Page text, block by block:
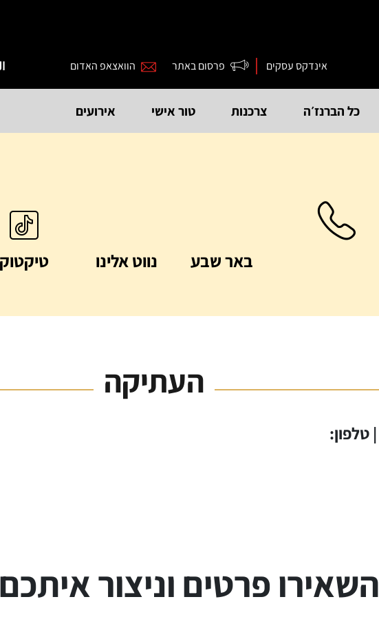
אינדקס עסקים פרסום באתר הוואצאפ האדום
כל הברנז׳ה צרכנות טור אישי אירועים
באר שבע נווט אלינו
העתיקה
השאירו פרטים וניצור